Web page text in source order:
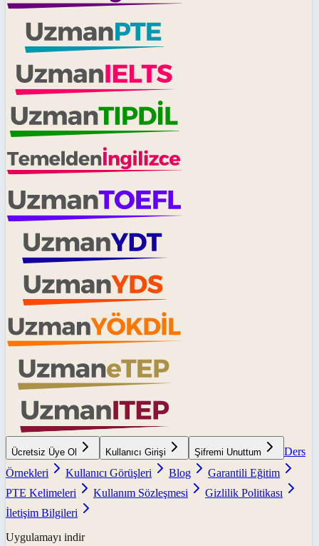
Ücretsiz Üye Ol Kullanıcı Girişi Şifremi Unuttum
Ders
Örnekleri
Kullanıcı Görüşleri Blog
Garantili Eğitim
PTE Kelimeleri
Kullanım Sözleşmesi
Gizlilik Politikası
İletişim Bilgileri
Uygulamayı indir